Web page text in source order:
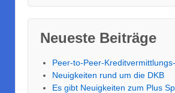
Neueste Beiträge
Peer-to-Peer-
Neuigkeiten rund um die DKB
Es gibt Neuigkeiten zum Plus